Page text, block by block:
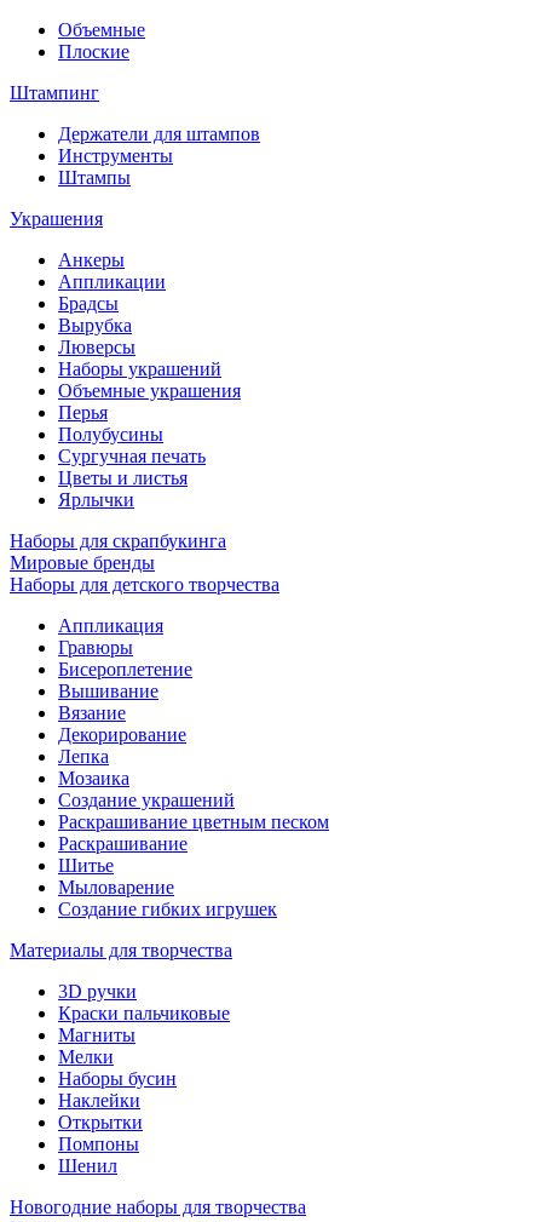
Объемные
Плоские
Штампинг
Держатели для штампов
Инструменты
Штампы
Украшения
Анкеры
Аппликации
Брадсы
Вырубка
Люверсы
Наборы украшений
Объемные украшения
Перья
Полубусины
Сургучная печать
Цветы и листья
Ярлычки
Наборы для скрапбукинга
Мировые бренды
Наборы для детского творчества
Аппликация
Гравюры
Бисероплетение
Вышивание
Вязание
Декорирование
Лепка
Мозаика
Создание украшений
Раскрашивание цветным песком
Раскрашивание
Шитье
Мыловарение
Создание гибких игрушек
Материалы для творчества
3D ручки
Краски пальчиковые
Магниты
Мелки
Наборы бусин
Наклейки
Открытки
Помпоны
Шенил
Новогодние наборы для творчества